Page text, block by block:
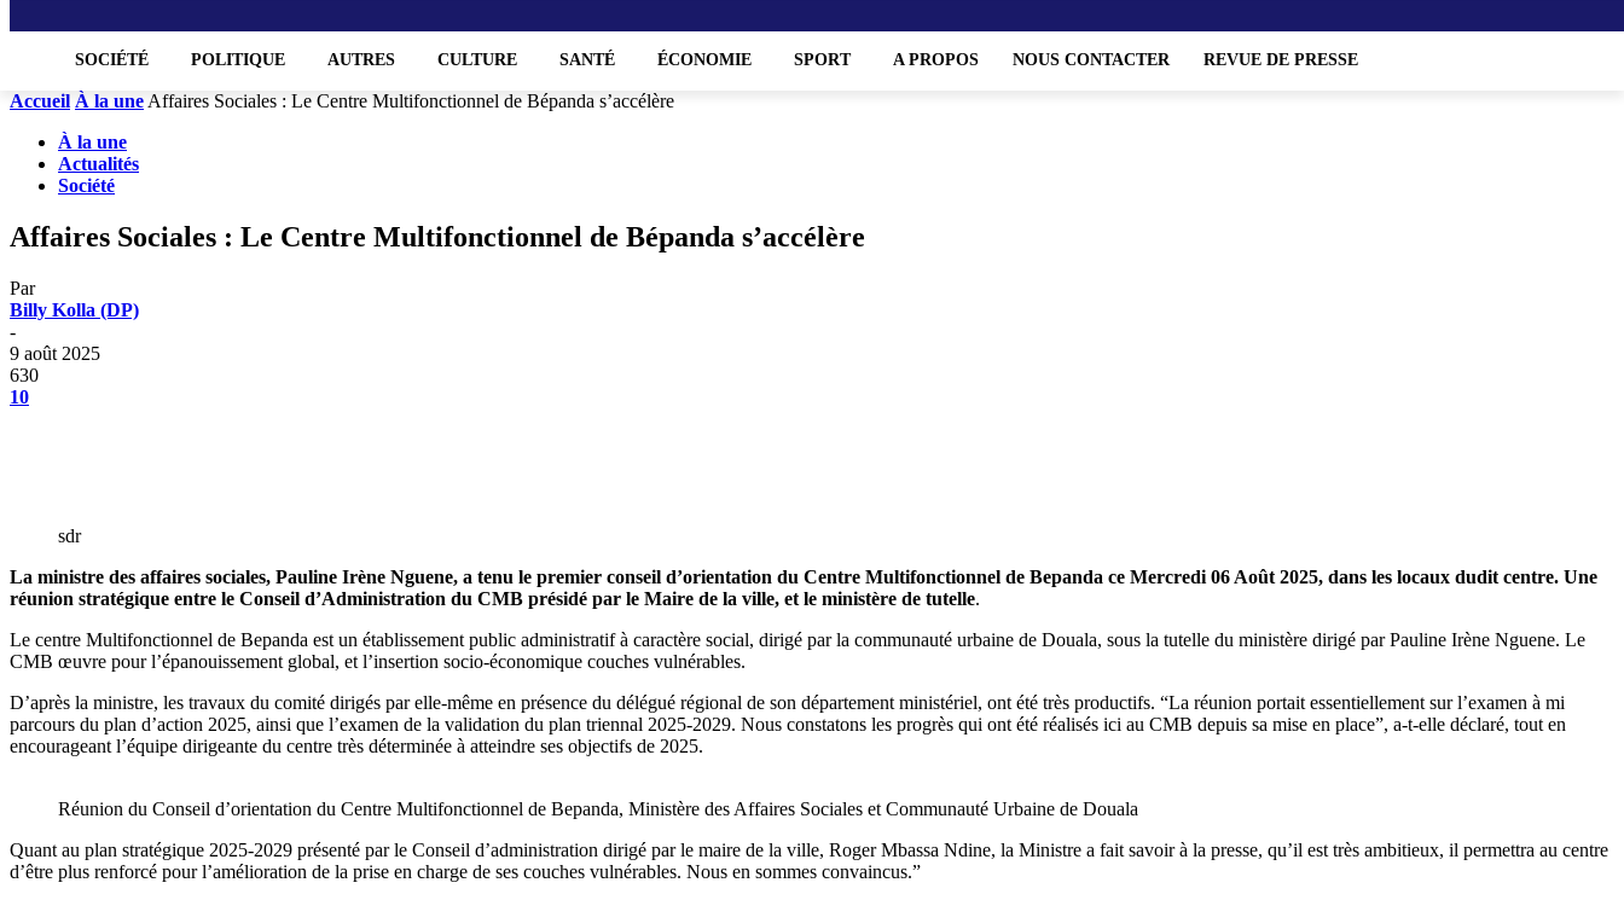
SOCIÉTÉ POLITIQUE AUTRES CULTURE SANTÉ ÉCONOMIE SPORT A PROPOS NOUS CONTACTER REVUE DE PRESSE
Accueil À la une Affaires Sociales : Le Centre Multifonctionnel de Bépanda s’accélère
À la une
Actualités
Société
Affaires Sociales : Le Centre Multifonctionnel de Bépanda s’accélère
Par
Billy Kolla (DP)
-
9 août 2025
630
10
sdr
La ministre des affaires sociales, Pauline Irène Nguene, a tenu le premier conseil d’orientation du Centre Multifonctionnel de Bepanda ce Mercredi 06 Août 2025, dans les locaux dudit centre. Une
réunion stratégique entre le Conseil d’Administration du CMB présidé par le Maire de la ville, et le ministère de tutelle.
Le centre Multifonctionnel de Bepanda est un établissement public administratif à caractère social, dirigé par la communauté urbaine de Douala, sous la tutelle du ministère dirigé par Pauline Irène Nguene. Le
CMB œuvre pour l’épanouissement global, et l’insertion socio-économique couches vulnérables.
D’après la ministre, les travaux du comité dirigés par elle-même en présence du délégué régional de son département ministériel, ont été très productifs. “La réunion portait essentiellement sur l’examen à mi
parcours du plan d’action 2025, ainsi que l’examen de la validation du plan triennal 2025-2029. Nous constatons les progrès qui ont été réalisés ici au CMB depuis sa mise en place”, a-t-elle déclaré, tout en
encourageant l’équipe dirigeante du centre très déterminée à atteindre ses objectifs de 2025.
Réunion du Conseil d’orientation du Centre Multifonctionnel de Bepanda, Ministère des Affaires Sociales et Communauté Urbaine de Douala
Quant au plan stratégique 2025-2029 présenté par le Conseil d’administration dirigé par le maire de la ville, Roger Mbassa Ndine, la Ministre a fait savoir à la presse, qu’il est très ambitieux, il permettra au centre
d’être plus renforcé pour l’amélioration de la prise en charge de ses couches vulnérables. Nous en sommes convaincus.”